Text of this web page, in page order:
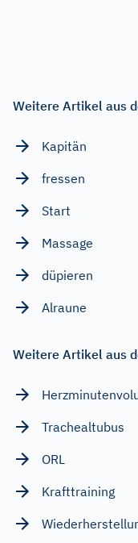
Weitere Artikel aus
Kapitän
fressen
Start
Massage
düpieren
Alraune
Weitere Artikel aus
Trachealtubus
ORL
Krafttraining